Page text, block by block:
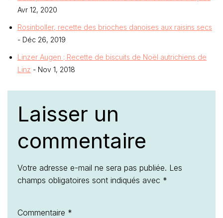
Avr 12, 2020
Rosinboller, recette des brioches danoises aux raisins secs
- Déc 26, 2019
Linzer Augen ; Recette de biscuits de Noël autrichiens de
Linz - Nov 1, 2018
Laisser un
commentaire
Votre adresse e-mail ne sera pas publiée. Les
champs obligatoires sont indiqués avec *
Commentaire *